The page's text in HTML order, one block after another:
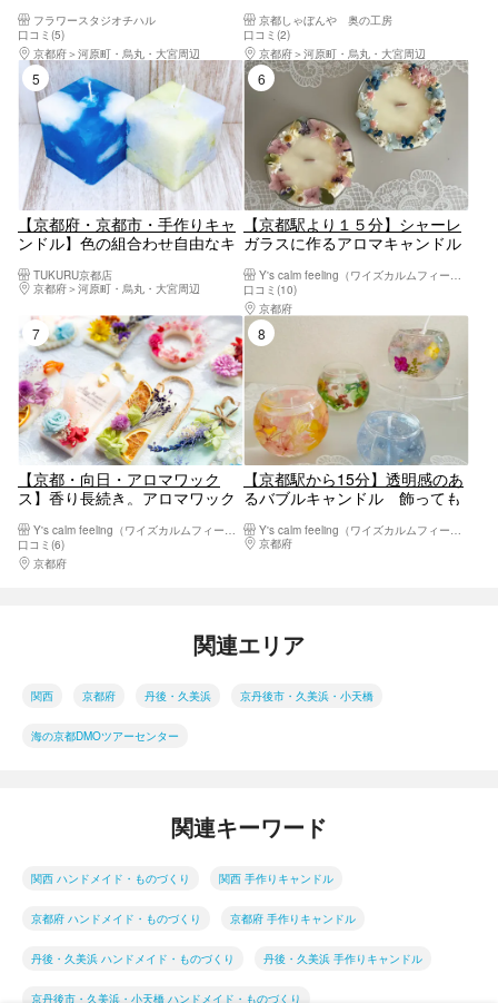
烏丸駅近。夜間もあり。お子様
も多数ご参加。お買い物や観光
とあわせて！
フラワースタジオチハル
口コミ(5)
京都府
河原町・烏丸・大宮周辺
精油で作る［木芯アロマキャン
ドル（約50g／1瓶）］調香・手
作り体験_.:*
京都しゃぼんや 奥の工房
口コミ(2)
京都府
河原町・烏丸・大宮周辺
5位
【京都府・京都市・手作りキャ
ンドル】色の組合わせ自由なキ
TUKURU京都店
京都府
河原町・烏丸・大宮周辺
6位
【京都駅より１５分】シャーレ
ガラスに作るアロマキャンドル
Y's calm feeling（ワイズカルムフィーリング）
口コミ(10)
京都府
7位
【京都・向日・アロマワック
ス】香り長続き。アロマワック
Y's calm feeling（ワイズカルムフィーリング）
口コミ(6)
京都府
【京都駅から15分】透明感のあ
るバブルキャンドル 飾っても
Y's calm feeling（ワイズカルムフィーリング）
京都府
関連エリア
関西 京都府 丹後・久美浜 京丹後市・久美浜・小天橋
海の京都DMOツアーセンター
関連キーワード
関西 ハンドメイド・ものづくり 関西 手作りキャンドル
京都府 ハンドメイド・ものづくり 京都府 手作りキャンドル
丹後・久美浜 ハンドメイド・ものづくり 丹後・久美浜 手作りキャンドル
京丹後市・久美浜・小天橋 ハンドメイド・ものづくり